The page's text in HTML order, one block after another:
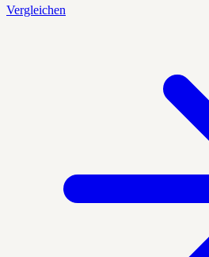
Vergleichen